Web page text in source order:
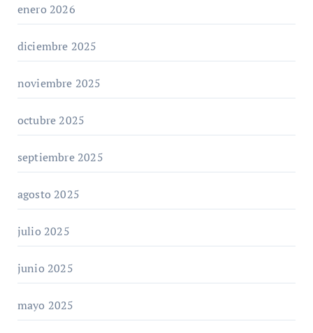
enero 2026
diciembre 2025
noviembre 2025
octubre 2025
septiembre 2025
agosto 2025
julio 2025
junio 2025
mayo 2025